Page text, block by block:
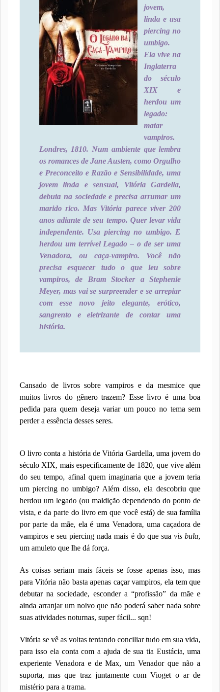
jovem,
linda e usa
piercing no
umbigo.
Ela vive na
Inglaterra
do século
XIX e
herdou um
legado:
matar
vampiros.
Londres, 1810. Num ambiente que lembra
os romances de Jane Austen, como Orgulho
e Preconceito e Razão e Sensibilidade, uma
jovem linda e sensual, Vitória Gardella,
debuta na sociedade e precisa arrumar um
marido rico. Mas Vitória parece viver 200
anos adiante de seu tempo. Quer levar vida
independente. Usa piercing no umbigo. E
herdou um terrível Legado – o de ser uma
Venadora, ou caça-vampiro. Você não
precisa esquecer tudo o que leu sobre
vampiros, de Bram Stocker a Stephenie
Meyer, mas vai se surpreender e se arrepiar
com esse novo jeito elegante, erótico,
sangrento e eletrizante de contar uma
história.
Cansado de livros sobre vampiros e da mesmice que
muitos livros do gênero trazem? Esse livro é uma boa
pedida para quem deseja variar um pouco no tema sem
perder a essência desses seres.
O livro conta a história de Vitória Gardella, uma jovem do
século XIX, mais especificamente de 1820, que vive além
do seu tempo, afinal quem imaginaria que a jovem teria
um piercing no umbigo? Além disso, ela descobriu que
herdou um legado (ou maldição dependendo do ponto de
vista, e da parte do livro em que você está) de sua família
por parte da mãe, ela é uma Venadora, uma caçadora de
vampiros e seu piercing nada mais é do que suavis bula,
um amuleto que lhe dá força.
As coisas seriam mais fáceis se fosse apenas isso, mas
para Vitória não basta apenas caçar vampiros, ela tem que
debutar na sociedade, esconder a “profissão” da mãe e
ainda arranjar um noivo que não poderá saber nada sobre
suas atividades noturnas, super fácil... sqn!
Vitória se vê as voltas tentando conciliar tudo em sua vida,
para isso ela conta com a ajuda de sua tia Eustácia, uma
experiente Venadora e de Max, um Venador que não a
suporta, mas que traz juntamente com Vioget o ar de
mistério para a trama.